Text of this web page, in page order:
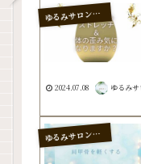
ゆるみサロン 悟空の手
2024.07.08 ゆるみ
ゆるみサロン 悟空の手